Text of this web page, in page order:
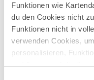
Funktionen wie
du den Cookies nicht
Funktionen nicht in
verwenden Cookies,
personalisieren,
1
Rodelbahn im
wunderschönen Tannheimer
DISTANZ